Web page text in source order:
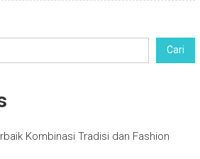
Cari
Kombinasi Tradisi dan Fashion